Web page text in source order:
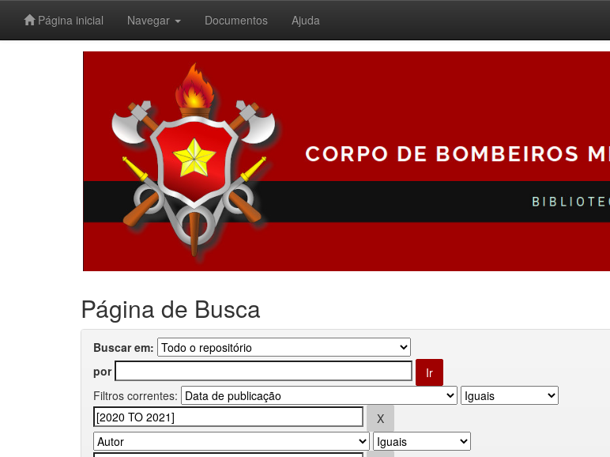
Página inicial Navegar Documentos Ajuda
Página de Busca
Buscar em:
por
Filtros correntes: